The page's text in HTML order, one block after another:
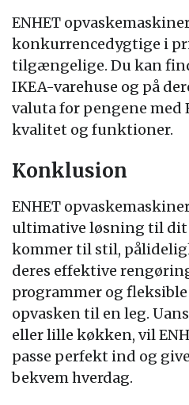
ENHET
konkurrencedygtige i
tilgængelige. Du kan
IKEA-varehuse og på
valuta for pengene med
kvalitet og funktioner.
Konklusion
ENHET
ultimative løsning til dit
kommer til stil,
deres effektive
programmer og
opvasken til en leg.
eller lille køkken, vil
passe perfekt ind og
bekvem hverdag.